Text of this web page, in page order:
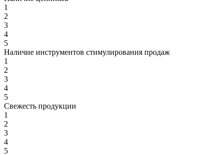
1
2
3
4
5
Наличие инструментов стимулирования продаж
1
2
3
4
5
Свежесть продукции
1
2
3
4
5